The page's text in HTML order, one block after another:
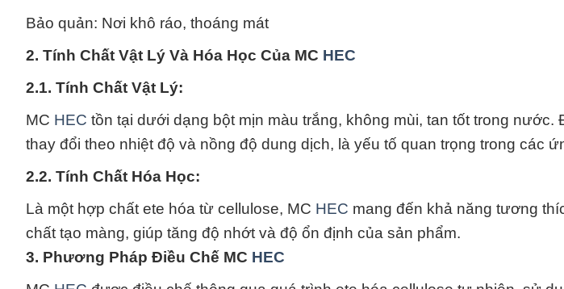
Bảo quản: Nơi khô ráo, thoáng mát
2. Tính Chất Vật Lý Và Hóa Học Của MC HEC
2.1. Tính Chất Vật Lý:
MC HEC tồn tại dưới dạng bột mịn màu trắng, không mùi, tan tốt trong nước.
thay đổi theo nhiệt độ và nồng độ dung dịch, là yếu tố quan trọng trong các
2.2. Tính Chất Hóa Học:
Là một hợp chất ete hóa từ cellulose, MC HEC mang đến khả năng tương
chất tạo màng, giúp tăng độ nhớt và độ ổn định của sản phẩm.
3. Phương Pháp Điều Chế MC HEC